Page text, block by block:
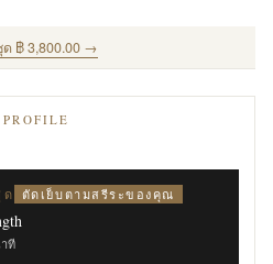
ด ฿ 3,800.00 →
ด ตัดเย็บตามสรีระของคุณ
ที